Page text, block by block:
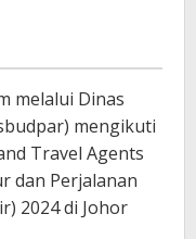
melalui Dinas
mengikuti
Travel Agents
dan Perjalanan
2024 di Johor